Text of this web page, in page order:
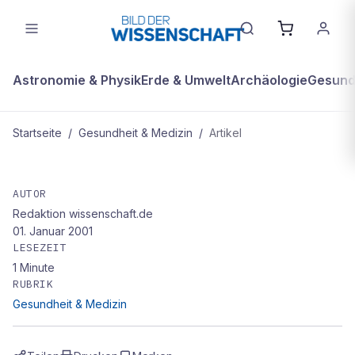
Astronomie & PhysikErde & UmweltArchäologie
Startseite / Gesundheit & Medizin / Artikel
Die Praxis von Dr. med. Net
AUTOR
Redaktion wissenschaft.de
01. Januar 2001
LESEZEIT
1 Minute
RUBRIK
Gesundheit & Medizin